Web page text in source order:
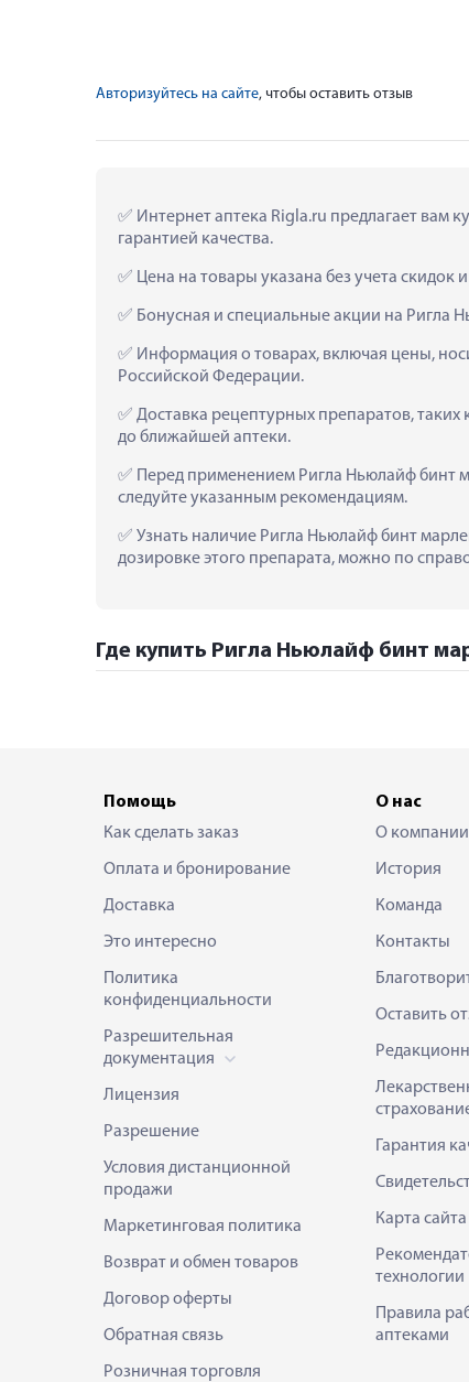
Авторизуйтесь на сайте, чтобы оставить отзыв
Интернет аптека Rigla.ru предлагает вам
гарантией качества.
Цена на товары указана без учета скидок
Бонусная и специальные акции на Ригла
Информация о товарах, включая цены,
Российской Федерации.
Доставка рецептурных препаратов,
до ближайшей аптеки.
Перед применением Ригла Ньюлайф бинт
следуйте указанным рекомендациям.
Узнать наличие Ригла Ньюлайф бинт
дозировке этого препарата, можно по
Где купить Ригла Ньюлайф бинт
Помощь
Как сделать заказ
Оплата и бронирование
Доставка
Это интересно
Политика
конфиденциальности
Разрешительная
документация
Лицензия
Разрешение
Условия дистанционной
продажи
Маркетинговая политика
Возврат и обмен товаров
Договор оферты
Обратная связь
Розничная торговля
О нас
О компании
История
Команда
Контакты
Оставить
Гарантия
Карта сайта
технологии
Правила
аптеками